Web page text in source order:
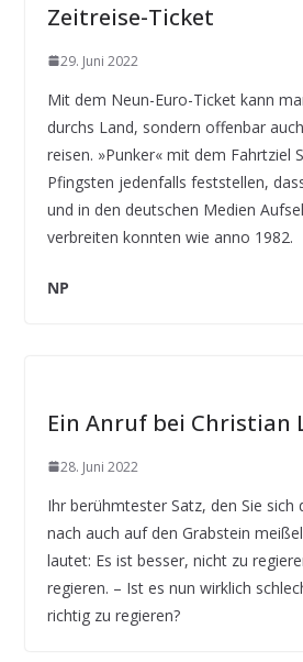
Zeitreise-Ticket
29. Juni 2022
Mit dem Neun-Euro-Ticket kann
durchs Land, sondern offenbar
reisen. »Punker« mit dem Fahrtziel
Pfingsten jedenfalls feststellen,
und in den deutschen Medien
verbreiten konnten wie anno 1982.
NP
Ein Anruf bei Christian
28. Juni 2022
Ihr berühmtester Satz, den Sie sich
nach auch auf den Grabstein
lautet: Es ist besser, nicht zu
regieren. – Ist es nun wirklich
richtig zu regieren?